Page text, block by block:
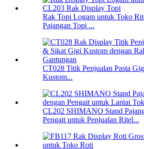
Rak Topi Logam untuk Toko
Pajangan Topi ...
CT028 Titik Penjualan Pasta
Kustom...
CL202 SHIMANO Stand
Pengait untuk Penjualan Ritel...